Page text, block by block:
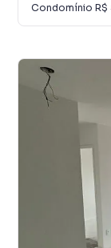
Condomínio